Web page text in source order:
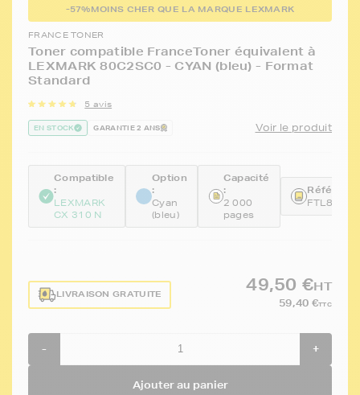
-57%MOINS CHER QUE LA MARQUE LEXMARK
FRANCE TONER
Toner compatible FranceToner équivalent à
LEXMARK 80C2SC0 - CYAN (bleu) - Format
Standard
5 avis
EN STOCK GARANTIE 2 ANS Voir le produit
Compatible
:
LEXMARK
CX 310 N
Option
:
Cyan
(bleu)
Capacité
:
2 000
pages
LIVRAISON GRATUITE
49,50 €HT
59,40 €TTC
- +
Ajouter au panier